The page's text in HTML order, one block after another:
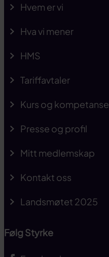
Hvem er vi
Hva vi mener
HMS
Tariffavtaler
Kurs og kompetanse
Presse og profil
Mitt medlemskap
Kontakt oss
Landsmøtet 2025
Følg Styrke